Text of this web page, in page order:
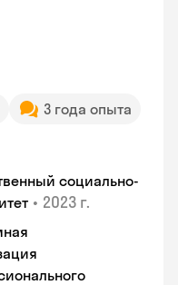
3 года опыта
социально-
• 2023 г.